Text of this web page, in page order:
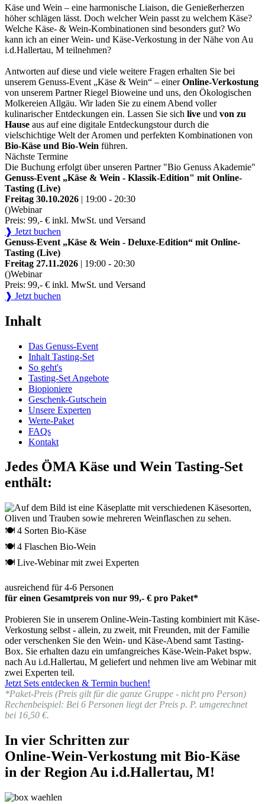
Käse und Wein – eine harmonische Liaison, die Genießerherzen
höher schlägen lässt. Doch welcher Wein passt zu welchem Käse?
Welche Käse- & Wein-Kombinationen sind besonders gut? Wo
kann ich an einer Wein- und Käse-Verkostung in der Nähe von Au
i.d.Hallertau, M teilnehmen?
Antworten auf diese und viele weitere Fragen erhalten Sie bei
unserem Genuss-Event „Käse & Wein“ – einerOnline-Verkostung
von unserem Partner Riegel Bioweine und uns, den Ökologischen
Molkereien Allgäu. Wir laden Sie zu einem Abend voller
kulinarischer Entdeckungen ein. Lassen Sie sich live und von zu
Hause aus auf eine digitale Entdeckungstour durch die
vielschichtige Welt der Aromen und perfekten Kombinationen von
Bio-Käse und Bio-Wein führen.
Nächste Termine
Die Buchung erfolgt über unseren Partner "Bio Genuss Akademie"
Genuss-Event „Käse & Wein - Klassik-Edition" mit Online-
Tasting (Live)
Freitag 30.10.2026 | 19:00 - 20:30
()Webinar
Preis: 99,- € inkl. MwSt. und Versand
❱ Jetzt buchen
Genuss-Event „Käse & Wein - Deluxe-Edition“ mit Online-
Tasting (Live)
Freitag 27.11.2026 | 19:00 - 20:30
()Webinar
Preis: 99,- € inkl. MwSt. und Versand
❱ Jetzt buchen
Inhalt
Das Genuss-Event
Inhalt Tasting-Set
So geht's
Tasting-Set Angebote
Biopioniere
Geschenk-Gutschein
Unsere Experten
Werte-Paket
FAQs
Kontakt
Jedes ÖMA Käse und Wein Tasting-Set
enthält:
🍽 4 Sorten Bio-Käse
🍽 4 Flaschen Bio-Wein
🍽 Live-Webinar mit zwei Experten
ausreichend für 4-6 Personen
für einen Gesamtpreis von nur 99,- € pro Paket*
Probieren Sie in unserem Online-Wein-Tasting kombiniert mit Käse-
Verkostung selbst - allein, zu zweit, mit Freunden, mit der Familie
oder verschenken Sie den Wein- und Käse-Abend samt Tasting-
Box. Sie erhalten dazu ein umfangreiches Käse-Wein-Paket bspw.
nach Au i.d.Hallertau, M geliefert und nehmen live am Webinar mit
zwei Experten teil.
Jetzt Sets entdecken & Termin buchen!
*Paket-Preis (Preis gilt für die ganze Gruppe - nicht pro Person)
Rechenbeispiel: Bei 6 Personen liegt der Preis p. P. umgerechnet
bei 16,50 €.
In vier Schritten zur
Online-Wein-Verkostung mit Bio-Käse
in der Region Au i.d.Hallertau, M!